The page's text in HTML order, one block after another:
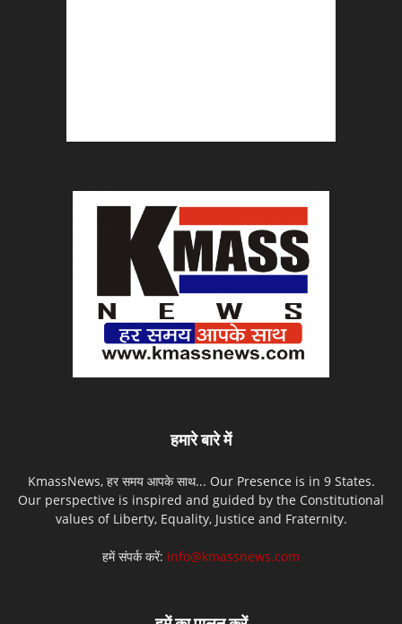
हमारे बारे में
KmassNews, हर समय आपके साथ... Our Presence is in 9 States.
Our perspective is inspired and guided by the Constitutional
values of Liberty, Equality, Justice and Fraternity.
हमें संपर्क करें: info@kmassnews.com